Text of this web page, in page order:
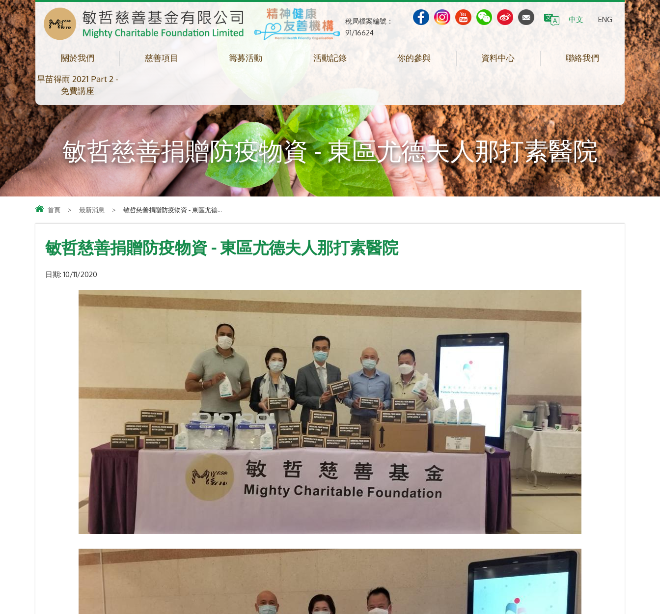
稅局檔案編號：
91/16624
中文 ENG
關於我們 慈善項目 籌募活動 活動記錄 你的參與 資料中心 聯絡我們
旱苗得雨 2021 Part 2 -
免費講座
敏哲慈善捐贈防疫物資 - 東區尤德夫人那打素醫院
首頁 > 最新消息 > 敏哲慈善捐贈防疫物資 - 東區尤德...
敏哲慈善捐贈防疫物資 - 東區尤德夫人那打素醫院
日期: 10/11/2020